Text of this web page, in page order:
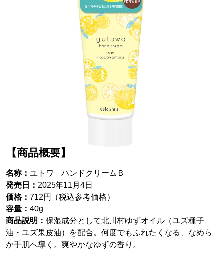
【商品概要】
名称： ユトワ ハンドクリームＢ
発売日： 2025年11月4日
価格： 712円（税込参考価格）
容量： 40g
商品説明： 保湿成分として北川村ゆずオイル（ユズ種子
油・ユズ果皮油）を配合。何度でもふれたくなる、なめら
か手肌へ導く。爽やかなゆずの香り。